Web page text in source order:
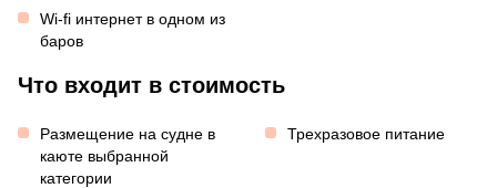
Wi-fi интернет в одном из
баров
Что входит в стоимость
Размещение на судне в
каюте выбранной
категории
Трехразовое питание